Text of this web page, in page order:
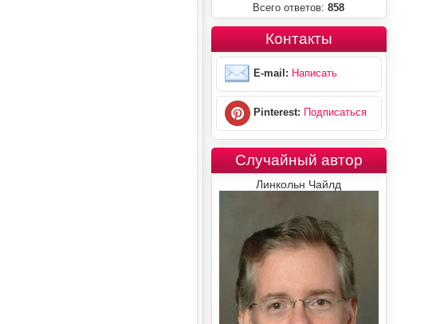
Всего ответов:858
Контакты
E-mail: Написать
Pinterest: Подписаться
Случайный автор
Линкольн Чайлд